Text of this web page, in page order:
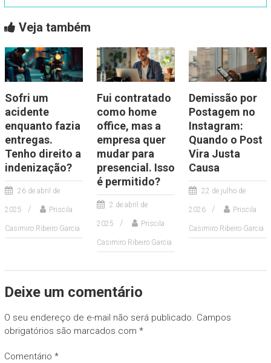
Veja também
Sofri um
acidente
enquanto fazia
entregas.
Tenho direito a
indenização?
26 de abril de
2025 Priscila
Casimiro Ribeiro Garcia
Fui contratado
como home
office, mas a
empresa quer
mudar para
presencial. Isso
é permitido?
2 de abril de
2025 Priscila
Casimiro Ribeiro Garcia
Demissão por
Postagem no
Instagram:
Quando o Post
Vira Justa
Causa
22 de julho de
2026 Priscila
Casimiro Ribeiro Garcia
Deixe um comentário
O seu endereço de e-mail não será publicado. Campos
obrigatórios são marcados com *
Comentário *